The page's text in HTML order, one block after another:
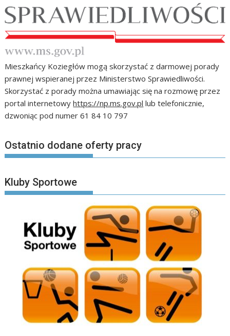
Mieszkańcy Koziegłów mogą skorzystać z darmowej porady
prawnej wspieranej przez Ministerstwo Sprawiedliwości.
Skorzystać z porady można umawiając się na rozmowę przez
portal internetowyhttps://np.ms.gov.pl lub telefonicznie,
dzwoniąc pod numer 61 84 10 797
Ostatnio dodane oferty pracy
Kluby Sportowe